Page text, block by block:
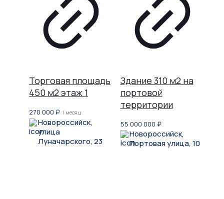
Торговая площадь
450 м2 этаж 1
270 000 ₽ / месяц
Новороссийск,
улица
Луначарского, 23
Здание 310 м2 на
портовой
территории
55 000 000 ₽
Новороссийск,
Портовая улица, 10